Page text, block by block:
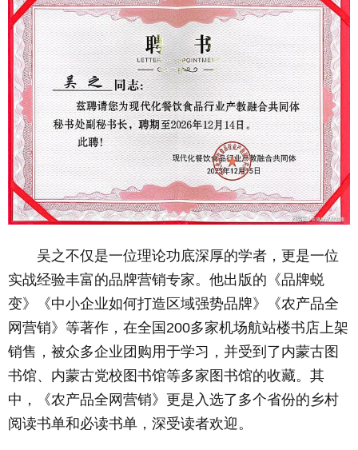
吴之不仅是一位理论功底深厚的学者，更是一位
实战经验丰富的品牌营销专家。他出版的《品牌蜕
变》《中小企业如何打造区域强势品牌》《农产品全
网营销》等著作，在全国200多家机场航站楼书店上架
销售，被众多企业团购用于学习，并受到了内蒙古图
书馆、内蒙古党校图书馆等多家图书馆的收藏。其
中，《农产品全网营销》更是入选了多个省份的乡村
阅读书单和必读书单，深受读者欢迎。